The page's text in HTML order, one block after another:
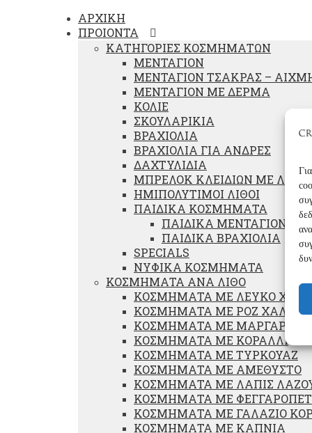
ΑΡΧΙΚΗ
ΠΡΟΙΟΝΤΑ
ΚΑΤΗΓΟΡΙΕΣ ΚΟΣΜΗΜΑΤΩΝ
ΜΕΝΤΑΓΙΟΝ
ΜΕΝΤΑΓΙΟΝ ΤΣΑΚΡΑΣ –
ΜΕΝΤΑΓΙΟΝ ΜΕ ΔΕΡΜΑ
ΚΟΛΙΕ
ΣΚΟΥΛΑΡΙΚΙΑ
ΒΡΑΧΙΟΛΙΑ
ΒΡΑΧΙΟΛΙΑ ΓΙΑ ΑΝΔΡΕΣ
ΔΑΧΤΥΛΙΔΙΑ
ΜΠΡΕΛΟΚ ΚΛΕΙΔΙΩΝ ΜΕ ΛΙΘΟ
ΗΜΙΠΟΛΥΤΙΜΟΙ ΛΙΘΟΙ
ΠΑΙΔΙΚΑ ΚΟΣΜΗΜΑΤΑ
ΠΑΙΔΙΚΑ ΜΕΝΤΑΓΙΟΝ
ΠΑΙΔΙΚΑ ΒΡΑΧΙΟΛΙΑ
SPECIALS
ΝΥΦΙΚΑ ΚΟΣΜΗΜΑΤΑ
ΚΟΣΜΗΜΑΤΑ ΑΝΑ ΛΙΘΟ
ΚΟΣΜΗΜΑΤΑ ΜΕ ΛΕΥΚΟ
ΚΟΣΜΗΜΑΤΑ ΜΕ ΡΟΖ ΧΑΛΑΖΙΑ
ΚΟΣΜΗΜΑΤΑ ΜΕ ΜΑΡΓΑΡΙΤΑΡΙ
ΚΟΣΜΗΜΑΤΑ ΜΕ ΚΟΡΑΛΛΙ
ΚΟΣΜΗΜΑΤΑ ΜΕ ΤΥΡΚΟΥΑΖ
ΚΟΣΜΗΜΑΤΑ ΜΕ ΑΜΕΘΥΣΤΟ
ΚΟΣΜΗΜΑΤΑ ΜΕ ΛΑΠΙΣ
ΚΟΣΜΗΜΑΤΑ ΜΕ
ΚΟΣΜΗΜΑΤΑ ΜΕ ΓΑΛΑΖΙΟ
ΚΟΣΜΗΜΑΤΑ ΜΕ ΚΑΠΝΙΑ